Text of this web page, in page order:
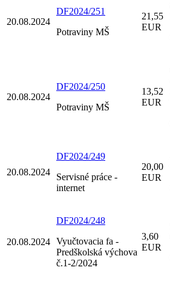
20.08.2024
DF2024/251
Potraviny MŠ
21,55
EUR
20.08.2024
DF2024/250
Potraviny MŠ
13,52
EUR
20.08.2024
DF2024/249
Servisné práce -
internet
20,00
EUR
20.08.2024
DF2024/248
Vyučtovacia fa -
Predškolská výchova
č.1-2/2024
3,60
EUR